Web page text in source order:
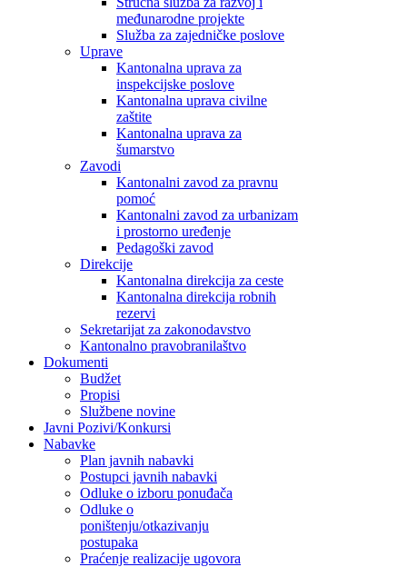
međunarodne projekte
Služba za zajedničke poslove
Uprave
Kantonalna uprava za
inspekcijske poslove
Kantonalna uprava civilne
zaštite
Kantonalna uprava za
šumarstvo
Zavodi
Kantonalni zavod za pravnu
pomoć
Kantonalni zavod za urbanizam
i prostorno uređenje
Pedagoški zavod
Direkcije
Kantonalna direkcija za ceste
Kantonalna direkcija robnih
rezervi
Sekretarijat za zakonodavstvo
Kantonalno pravobranilaštvo
Dokumenti
Budžet
Propisi
Službene novine
Javni Pozivi/Konkursi
Nabavke
Plan javnih nabavki
Postupci javnih nabavki
Odluke o izboru ponuđača
Odluke o
poništenju/otkazivanju
postupaka
Praćenje realizacije ugovora